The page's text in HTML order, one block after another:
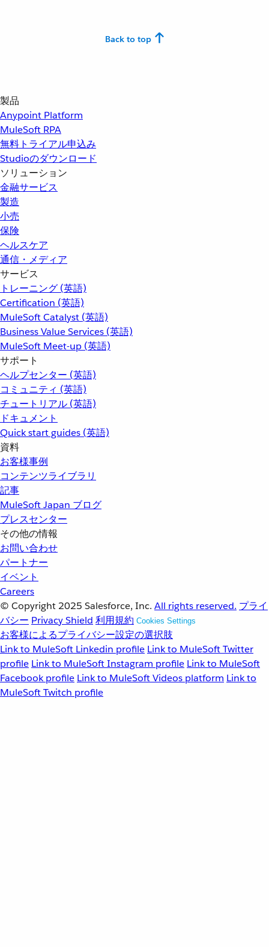
Back to top
製品
Anypoint Platform
MuleSoft RPA
無料トライアル申込み
Studioのダウンロード
ソリューション
金融サービス
製造
小売
保険
ヘルスケア
通信・メディア
サービス
トレーニング (英語)
Certification (英語)
MuleSoft Catalyst (英語)
Business Value Services (英語)
MuleSoft Meet-up (英語)
サポート
ヘルプセンター (英語)
コミュニティ (英語)
チュートリアル (英語)
ドキュメント
Quick start guides (英語)
資料
お客様事例
コンテンツライブラリ
記事
MuleSoft Japan ブログ
プレスセンター
その他の情報
お問い合わせ
パートナー
イベント
Careers
© Copyright 2025 Salesforce, Inc. All rights reserved. プライ
バシー Privacy Shield 利用規約 Cookies Settings
お客様によるプライバシー設定の選択肢
Link to MuleSoft Linkedin profile Link to MuleSoft Twitter
profile Link to MuleSoft Instagram profile Link to MuleSoft
Facebook profile Link to MuleSoft Videos platform Link to
MuleSoft Twitch profile